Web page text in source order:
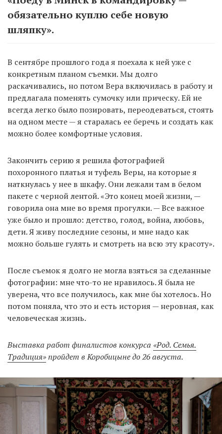
обязательно куплю себе новую
шляпку».
В сентябре прошлого года я поехала к ней уже с
конкретным планом съемки. Мы долго
раскачивались, но потом Вера включилась в работу и
предлагала поменять сумочку или прическу. Ей не
всегда легко было позировать, переодеваться, стоять
на одном месте — я старалась ее беречь и создать как
можно более комфортные условия.
Закончить серию я решила фотографией
похоронного платья и туфель Веры, на которые я
наткнулась у нее в шкафу. Они лежали там в белом
пакете с черной лентой. «Это конец моей жизни, —
говорила она мне во время прогулки. — Все важное
уже было и прошло: детство, голод, война, любовь,
дети. Я живу последние сезоны, и мне надо как
можно больше гулять и смотреть на всю эту красоту».
После съемок я долго не могла взяться за сделанные
фотографии: мне что-то не нравилось. Я была не
уверена, что все получилось, как мне бы хотелось. Но
потом поняла, что это и есть история — неровная, как
человеческая жизнь.
Выставка работ финалистов конкурса «Род. Семья.
Традиция»пройдет в Коробицыне до 26 августа.